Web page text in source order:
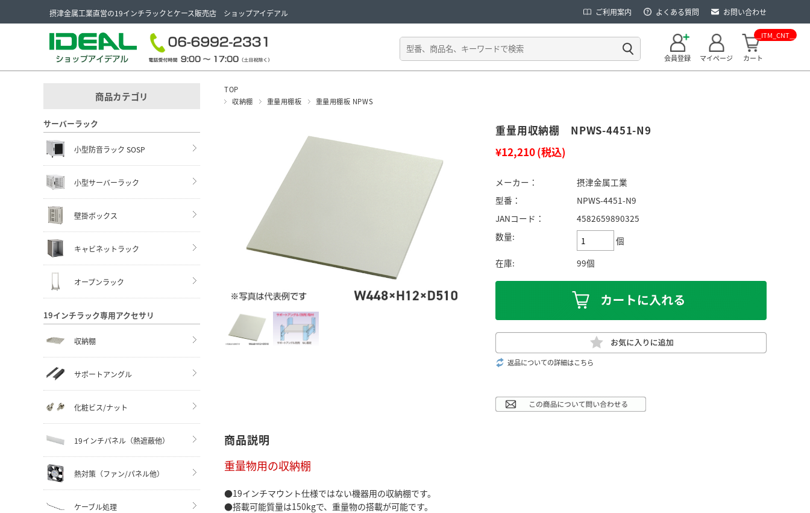
摂津金属工業直営の19インチラックとケース販売店 ショップアイデアル ご利用案内 よくある質問 お問い合わせ
会員登録 マイページ カート
__ITM_CNT__
TOP
収納棚
重量用棚板 重量用棚板 NPWS
重量用収納棚 NPWS-4451-N9
¥12,210(税込)
メーカー：
摂津金属工業
型番：
NPWS-4451-N9
JANコード：
4582659890325
数量:
個
在庫:
99個
返品についての詳細はこちら
商品説明
重量物用の収納棚
●19インチマウント仕様ではない機器用の収納棚です。
●搭載可能質量は150kgで、重量物の搭載が可能です。
商品カテゴリ
サーバーラック
小型防音ラック SOSP
小型サーバーラック
壁掛ボックス
キャビネットラック
オープンラック
19インチラック専用アクセサリ
収納棚
サポートアングル
化粧ビス/ナット
19インチパネル（熱遮蔽他）
熱対策（ファン/パネル他）
ケーブル処理